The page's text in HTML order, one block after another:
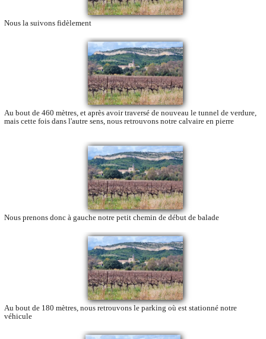
Nous la suivons fidèlement
Au bout de 460 mètres, et après avoir traversé de nouveau le tunnel de verdure,
mais cette fois dans l'autre sens, nous retrouvons notre calvaire en pierre
Nous prenons donc à gauche notre petit chemin de début de balade
Au bout de 180 mètres, nous retrouvons le parking où est stationné notre
véhicule